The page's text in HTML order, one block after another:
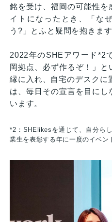
銘を受け、福岡の可能性を
イトになったとき、「な
う?」とふと疑問を抱きます
2022年のSHEアワード*2
岡拠点、必ず作るぞ！」
縁に入れ、自宅のデスクに
は、毎日その宣言を目にし
います。
*2：SHElikesを通じて、自分ら
業生を表彰する年に一度のイベン